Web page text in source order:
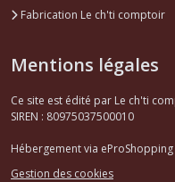
Fabrication Le ch'ti comptoir
Mentions légales
Ce site est édité par Le ch'ti
SIREN : 80975037500010
Hébergement via eProShopping
Gestion des cookies